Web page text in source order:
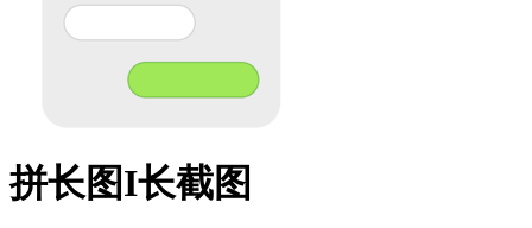
拼长图I长截图